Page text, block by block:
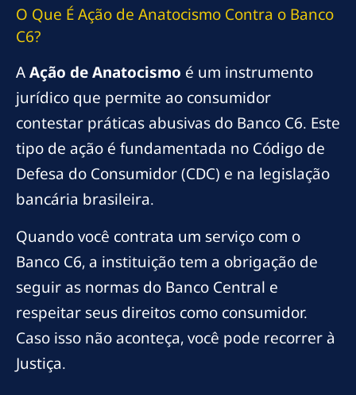
O Que É Ação de Anatocismo Contra o Banco
C6?
AAção de Anatocismo é um instrumento
jurídico que permite ao consumidor
contestar práticas abusivas do Banco C6. Este
tipo de ação é fundamentada no Código de
Defesa do Consumidor (CDC) e na legislação
bancária brasileira.
Quando você contrata um serviço com o
Banco C6, a instituição tem a obrigação de
seguir as normas do Banco Central e
respeitar seus direitos como consumidor.
Caso isso não aconteça, você pode recorrer à
Justiça.